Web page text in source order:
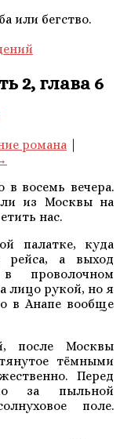
или бегство.
2, глава 6
романа |
восемь вечера.
из Москвы на
нас.
палатке, куда
рейса, а выход
проволочном
лицо рукой, но я
в Анапе вообще
после Москвы
тёмными
Перед
за пыльной
поле.